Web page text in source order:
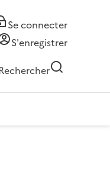
Se connecter
S'enregistrer